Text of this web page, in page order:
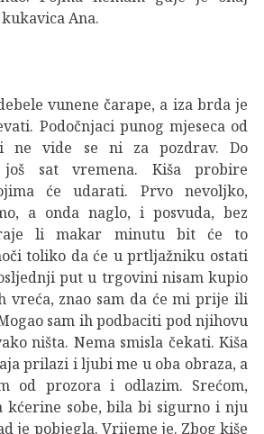
Ana.
vunene čarape, a iza brda je
Podočnjaci punog mjeseca od
ne vide se ni za pozdrav. Do
sat vremena. Kiša probire
će udarati. Prvo nevoljko,
a onda naglo, i posvuda, bez
li makar minutu bit će to
toliko da će u prtljažniku ostati
put u trgovini nisam kupio
vreća, znao sam da će mi prije ili
sam ih podbaciti pod njihovu
ništa. Nema smisla čekati. Kiša
prilazi i ljubi me u oba obraza, a
od prozora i odlazim. Srećom,
kćerine sobe, bila bi sigurno i nju
je pobjegla. Vrijeme je. Zbog kiše